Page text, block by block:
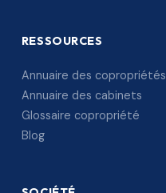
RESSOURCES
Annuaire des copropriétés
Annuaire des cabinets
Glossaire copropriété
Blog